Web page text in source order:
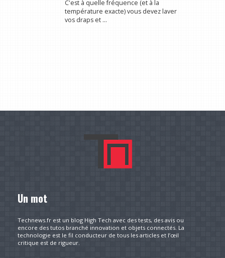
C'est à quelle fréquence (et à la
température exacte) vous devez laver
vos draps et ...
Un mot
Technews.fr est un blog High Tech avec des tests, des avis ou
encore des tutos branché innovation et objets connectés. La
technologie est le fil conducteur de tous les articles et l’œil
critique est de rigueur.